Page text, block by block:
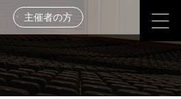
主催者の方